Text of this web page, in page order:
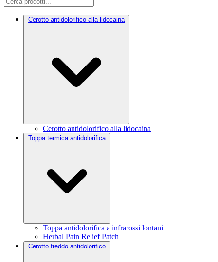
Cerotto antidolorifico alla lidocaina
Cerotto antidolorifico alla lidocaina
Toppa termica antidolorifica
Toppa antidolorifica a infrarossi lontani
Herbal Pain Relief Patch
Cerotto freddo antidolorifico